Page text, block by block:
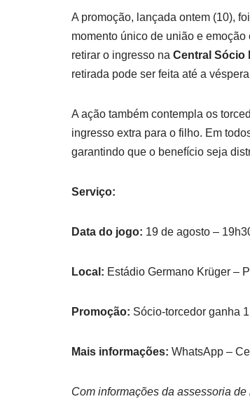
A promoção, lançada ontem (10),
momento único de união e
retirar o ingresso na Central Sócio
retirada pode ser feita até a
A ação também contempla os
ingresso extra para o filho. Em
garantindo que o benefício seja
Serviço:
Data do jogo: 19 de agosto –
Local: Estádio Germano Krüger –
Promoção: Sócio-torcedor ganha
Mais informações: WhatsApp –
Com informações da assessoria de